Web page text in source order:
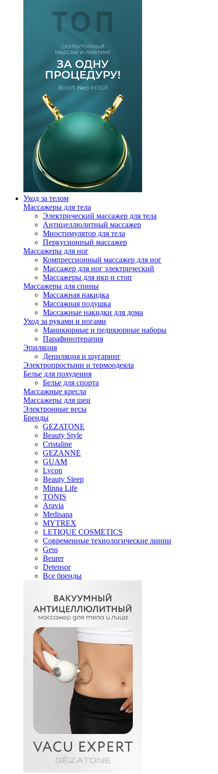
Уход за телом
Массажеры для тела
Электрический массажер для тела
Антицеллюлитный массажер
Миостимулятор для тела
Перкусионный массажер
Массажеры для ног
Компрессионный массажер для ног
Массажер для ног электрический
Массажеры для икр и стоп
Массажеры для спины
Массажная накидка
Массажная подушка
Массажные накидки для дома
Уход за руками и ногами
Маникюрные и педикюрные наборы
Парафинотерапия
Эпиляция
Депиляция и шугаринг
Электропростыни и термоодеяла
Белье для похудения
Белье для спорта
Массажные кресла
Массажеры для шеи
Электронные весы
Бренды
GEZATONE
Beauty Style
Cristaline
GEZANNE
GUAM
Lycon
Beauty Sleep
Minna Life
TONIS
Aravia
Medisana
MYTREX
LETIQUE COSMETICS
Современные технологические линии
Gess
Beurer
Detensor
Все бренды